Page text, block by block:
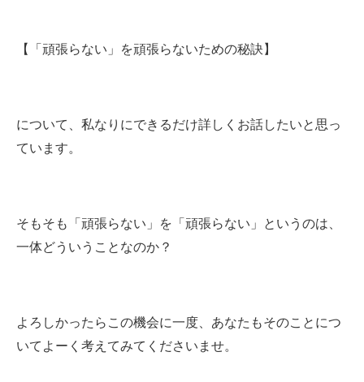
【「頑張らない」を頑張らないための秘訣】
について、私なりにできるだけ詳しくお話したいと思っ
ています。
そもそも「頑張らない」を「頑張らない」というのは、
一体どういうことなのか？
よろしかったらこの機会に一度、あなたもそのことにつ
いてよーく考えてみてくださいませ。